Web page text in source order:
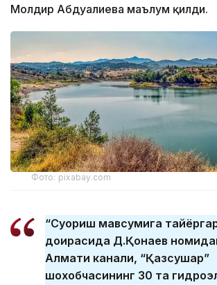
Молдир Абдуалиева маълум қилди.
Фото: pixabay.com
“Суғориш мавсумига
доирасида Д.Қонаев
Алмати канали, “Қазсушар”
шохобчасининг 30 та